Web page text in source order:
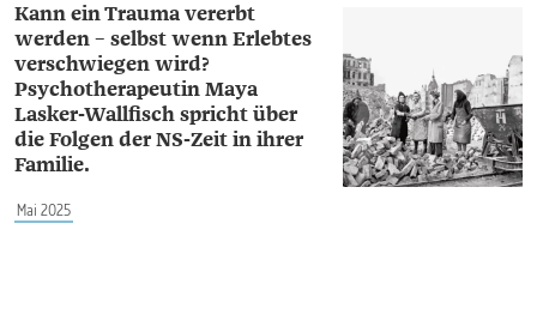
Kann ein Trauma vererbt
werden – selbst wenn Erlebtes
verschwiegen wird?
Psychotherapeutin ­Maya
Lasker-­Wallfisch spricht über
die Folgen der NS-Zeit in ihrer
Familie.
Mai 2025